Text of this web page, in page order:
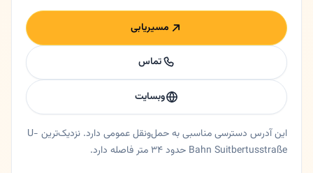
مسیریابی
تماس
وبسایت
این آدرس دسترسی مناسبی به حمل‌ونقل عمومی دارد. نزدیک‌ترین U-
Bahn Suitbertusstraße حدود ۳۴ متر فاصله دارد.